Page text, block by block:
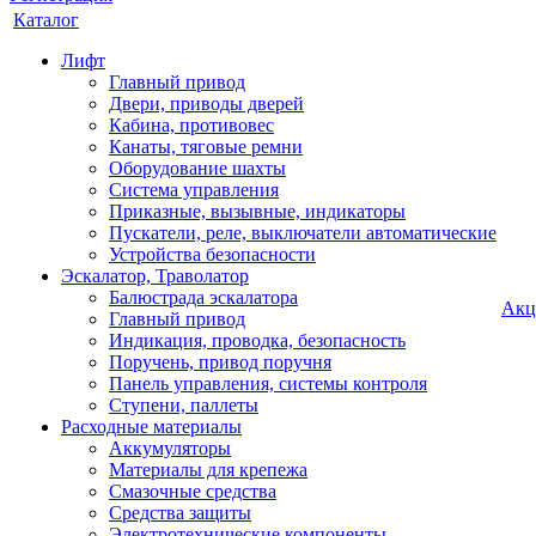
Каталог
Лифт
Главный привод
Двери, приводы дверей
Кабина, противовес
Канаты, тяговые ремни
Оборудование шахты
Система управления
Приказные, вызывные, индикаторы
Пускатели, реле, выключатели автоматические
Устройства безопасности
Эскалатор, Траволатор
Балюстрада эскалатора
Главный привод
Индикация, проводка, безопасность
Поручень, привод поручня
Панель управления, системы контроля
Ступени, паллеты
Расходные материалы
Аккумуляторы
Материалы для крепежа
Смазочные средства
Средства защиты